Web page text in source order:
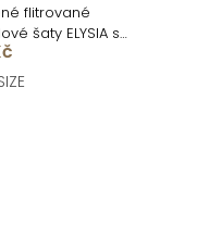
flitrované
šaty ELYSIA s